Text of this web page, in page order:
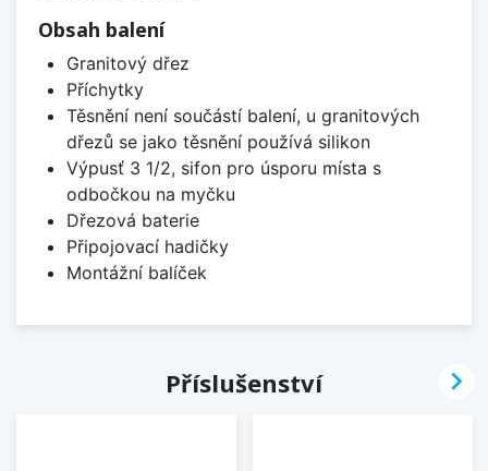
Obsah balení
Granitový dřez
Příchytky
Těsnění není součástí balení, u granitových
dřezů se jako těsnění používá silikon
Výpusť 3 1/2, sifon pro úsporu místa s
odbočkou na myčku
Dřezová baterie
Připojovací hadičky
Montážní balíček
Příslušenství 